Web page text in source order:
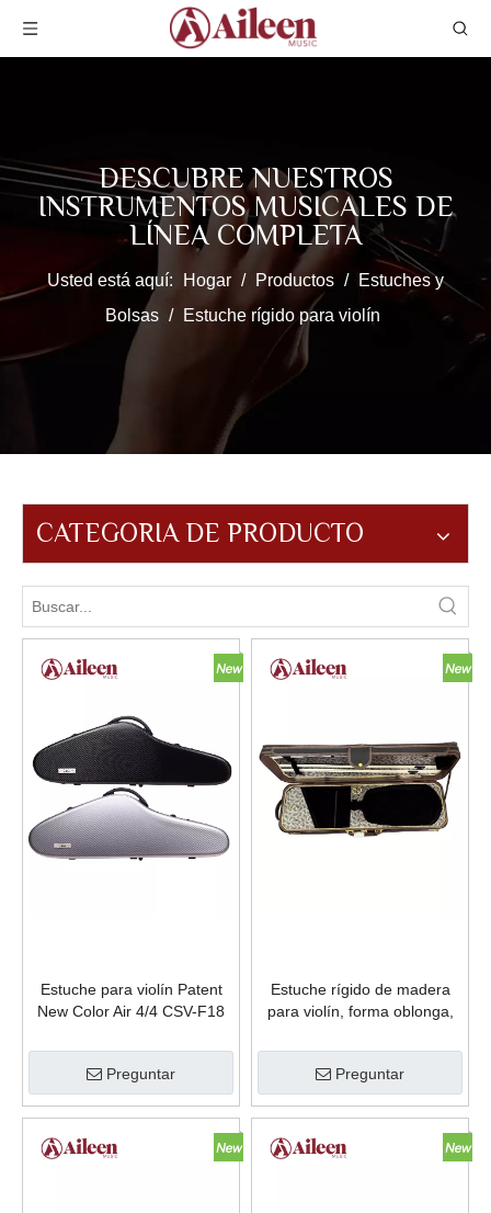
DESCUBRE NUESTROS
INSTRUMENTOS MUSICALES DE
LÍNEA COMPLETA
Usted está aquí: Hogar / Productos / Estuches y
Bolsas / Estuche rígido para violín
CATEGORIA DE PRODUCTO
Estuche para violín Patent
New Color Air 4/4 CSV-F18
Preguntar
Estuche rígido de madera
para violín, forma oblonga,
CSV1076
Preguntar